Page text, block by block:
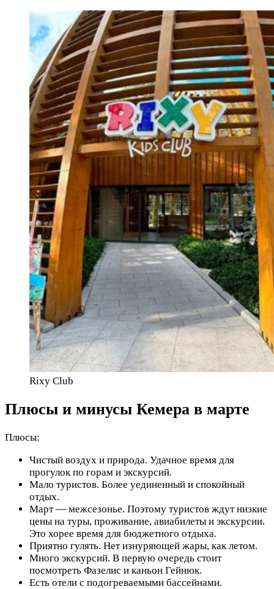
Rixy Club
Плюсы и минусы Кемера в марте
Плюсы:
Чистый воздух и природа. Удачное время для
прогулок по горам и экскурсий.
Мало туристов. Более уединенный и спокойный
отдых.
Март — межсезонье. Поэтому туристов ждут низкие
цены на туры, проживание, авиабилеты и экскурсии.
Это хорее время для бюджетного отдыха.
Приятно гулять. Нет изнуряющей жары, как летом.
Много экскурсий. В первую очередь стоит
посмотреть Фазелис и каньон Гейнюк.
Есть отели с подогреваемыми бассейнами.